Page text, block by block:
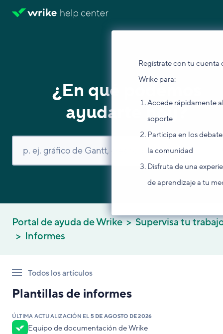
Regístrate con tu cuenta
Wrike para:
Accede rápidamente
soporte
Participa en los
la comunidad
Disfruta de una
de aprendizaje a tu
¿En qué podemos
ayudarte hoy?
Portal de ayuda de Wrike
Supervisa tu
Informes
Todos los artículos
Plantillas de informes
ÚLTIMA ACTUALIZACIÓN EL 5 DE AGOSTO DE 2026
Equipo de documentación de Wrike